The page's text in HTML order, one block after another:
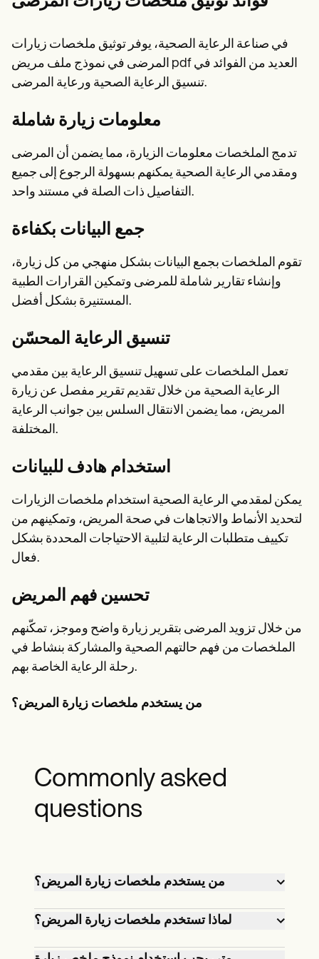
في صناعة الرعاية الصحية، يوفر توثيق ملخصات زيارات
المرضى في نموذج ملف مريض pdf العديد من الفوائد في
تنسيق الرعاية الصحية ورعاية المرضى.
معلومات زيارة شاملة
تدمج الملخصات معلومات الزيارة، مما يضمن أن المرضى
ومقدمي الرعاية الصحية يمكنهم بسهولة الرجوع إلى جميع
التفاصيل ذات الصلة في مستند واحد.
جمع البيانات بكفاءة
تقوم الملخصات بجمع البيانات بشكل منهجي من كل زيارة،
وإنشاء تقارير شاملة للمرضى وتمكين القرارات الطبية
المستنيرة بشكل أفضل.
تنسيق الرعاية المحسّن
تعمل الملخصات على تسهيل تنسيق الرعاية بين مقدمي
الرعاية الصحية من خلال تقديم تقرير مفصل عن زيارة
المريض، مما يضمن الانتقال السلس بين جوانب الرعاية
المختلفة.
استخدام هادف للبيانات
يمكن لمقدمي الرعاية الصحية استخدام ملخصات الزيارات
لتحديد الأنماط والاتجاهات في صحة المريض، وتمكينهم من
تكييف متطلبات الرعاية لتلبية الاحتياجات المحددة بشكل
فعال.
تحسين فهم المريض
من خلال تزويد المرضى بتقرير زيارة واضح وموجز، تمكّنهم
الملخصات من فهم حالتهم الصحية والمشاركة بنشاط في
رحلة الرعاية الخاصة بهم.
من يستخدم ملخصات زيارة المريض؟
Commonly asked
questions
من يستخدم ملخصات زيارة المريض؟
يستخدم المرضى وأطباء الرعاية الأولية
ومقدمو الرعاية الصحية ملخصات زيارات
المرضى لتتبع تفاصيل الزيارة وتسهيل
لماذا تستخدم ملخصات زيارة المريض؟
تضمن ملخصات زيارة المريض توثيق